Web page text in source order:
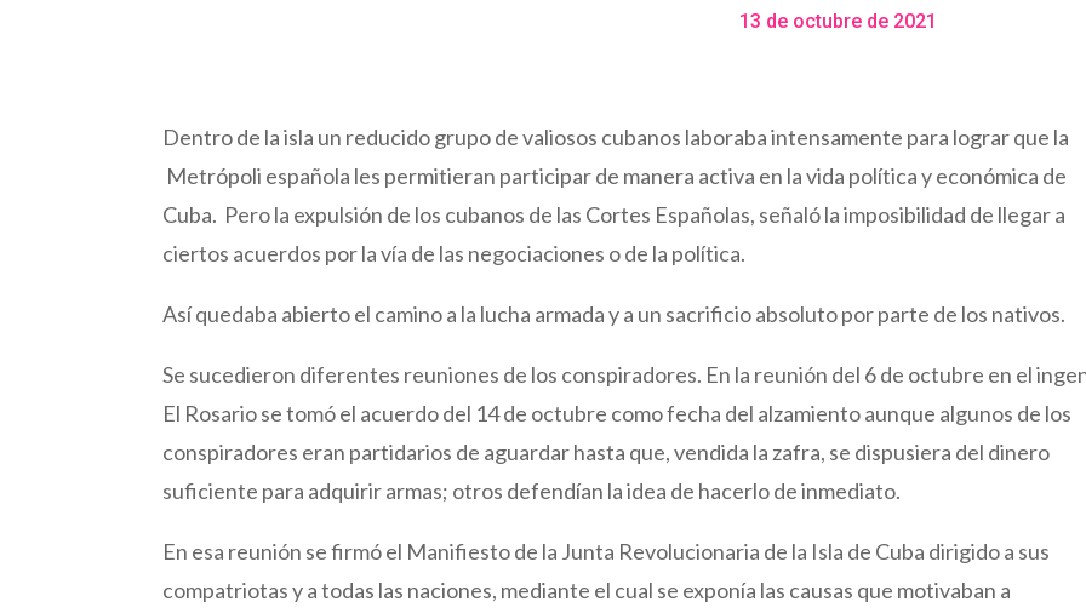
13 de octubre de 2021
Dentro de la isla un reducido grupo de valiosos cubanos laboraba intensamente para lograr que la
Metrópoli española les permitieran participar de manera activa en la vida política y económica de
Cuba. Pero la expulsión de los cubanos de las Cortes Españolas, señaló la imposibilidad de llegar a
ciertos acuerdos por la vía de las negociaciones o de la política.
Así quedaba abierto el camino a la lucha armada y a un sacrificio absoluto por parte de los nativos.
Se sucedieron diferentes reuniones de los conspiradores. En la reunión del 6 de octubre en el
El Rosario se tomó el acuerdo del 14 de octubre como fecha del alzamiento aunque algunos de los
conspiradores eran partidarios de aguardar hasta que, vendida la zafra, se dispusiera del dinero
suficiente para adquirir armas; otros defendían la idea de hacerlo de inmediato.
En esa reunión se firmó el Manifiesto de la Junta Revolucionaria de la Isla de Cuba dirigido a sus
compatriotas y a todas las naciones, mediante el cual se exponía las causas que motivaban a